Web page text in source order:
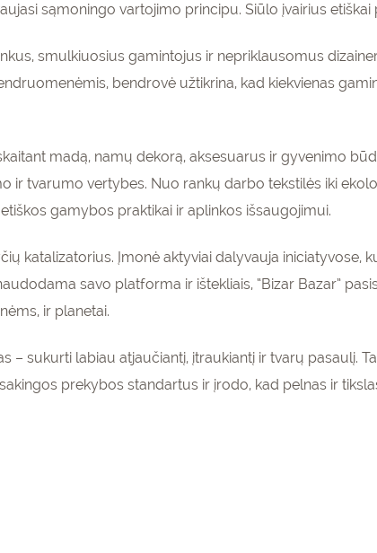
sąmoningo vartojimo principu. Siūlo įvairius
smulkiuosius gamintojus ir nepriklausomus
bendrovė užtikrina, kad kiekvienas
madą, namų dekorą, aksesuarus ir gyvenimo
tvarumo vertybes. Nuo rankų darbo tekstilės iki
gamybos praktikai ir aplinkos išsaugojimui.
katalizatorius. Įmonė aktyviai dalyvauja iniciatyvose,
savo platforma ir ištekliais, “Bizar Bazar”
ir planetai.
– sukurti labiau atjaučiantį, įtraukiantį ir tvarų pasaulį.
prekybos standartus ir įrodo, kad pelnas ir